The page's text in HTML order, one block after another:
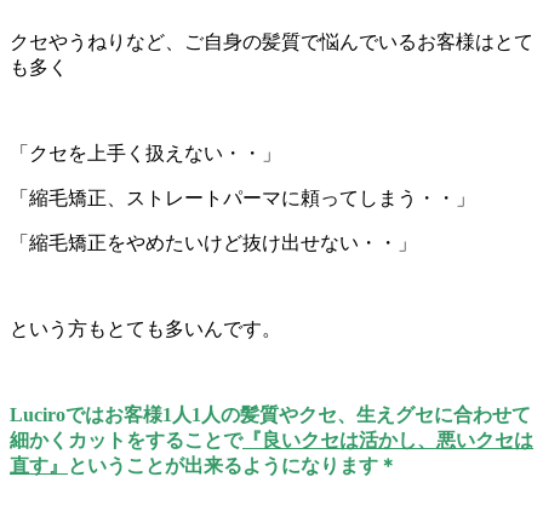
クセやうねりなど、ご自身の髪質で悩んでいるお客様はとて
も多く
「クセを上手く扱えない・・」
「縮毛矯正、ストレートパーマに頼ってしまう・・」
「縮毛矯正をやめたいけど抜け出せない・・」
という方もとても多いんです。
Luciroではお客様1人1人の髪質やクセ、生えグセに合わせて
細かくカットをすることで『良いクセは活かし、悪いクセは
直す』
ということが出来るようになります＊